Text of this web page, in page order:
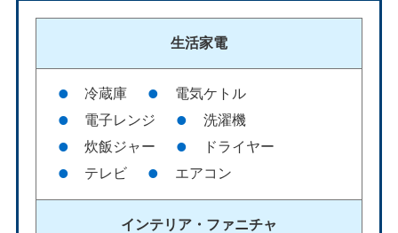
生活家電
冷蔵庫
電気ケトル
電子レンジ
洗濯機
炊飯ジャー
ドライヤー
テレビ
エアコン
インテリア・ ファニチャ